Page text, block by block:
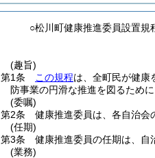
○松川町健康推進委員設置規
(趣旨)
第1条
この規程は、全町民が健康
防事業の円滑な推進を図るため
(委嘱)
第2条
健康推進委員は、各自治会
(任期)
第3条
健康推進委員の任期は、自
(業務)